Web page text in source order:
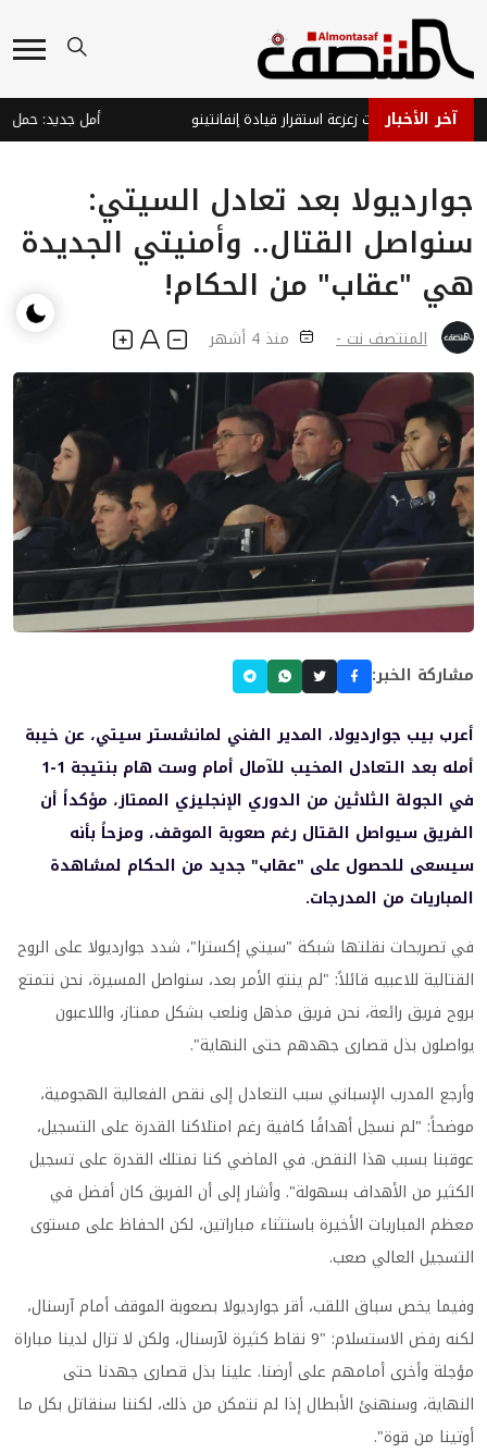
آخر الأخبار
يتصدى لمحاولات زعزعة استقرار قيادة إنفانتينو
جوارديولا بعد تعادل السيتي:
سنواصل القتال.. وأمنيتي الجديدة
هي "عقاب" من الحكام!
المنتصف نت - منذ 4 أشهر
مشاركة الخبر:
أعرب بيب جوارديولا، المدير الفني لمانشستر سيتي، عن خيبة
أمله بعد التعادل المخيب للآمال أمام وست هام بنتيجة 1-1
في الجولة الثلاثين من الدوري الإنجليزي الممتاز، مؤكداً أن
الفريق سيواصل القتال رغم صعوبة الموقف، ومزحاً بأنه
سيسعى للحصول على "عقاب" جديد من الحكام لمشاهدة
المباريات من المدرجات.
في تصريحات نقلتها شبكة "سيتي إكسترا"، شدد جوارديولا على الروح
القتالية للاعبيه قائلاً: "لم ينتهِ الأمر بعد، سنواصل المسيرة، نحن نتمتع
بروح فريق رائعة، نحن فريق مذهل ونلعب بشكل ممتاز، واللاعبون
يواصلون بذل قصارى جهدهم حتى النهاية".
وأرجع المدرب الإسباني سبب التعادل إلى نقص الفعالية الهجومية،
موضحاً: "لم نسجل أهدافًا كافية رغم امتلاكنا القدرة على التسجيل،
عوقبنا بسبب هذا النقص. في الماضي كنا نمتلك القدرة على تسجيل
الكثير من الأهداف بسهولة". وأشار إلى أن الفريق كان أفضل في
معظم المباريات الأخيرة باستثناء مباراتين، لكن الحفاظ على مستوى
التسجيل العالي صعب.
وفيما يخص سباق اللقب، أقر جوارديولا بصعوبة الموقف أمام آرسنال،
لكنه رفض الاستسلام: "9 نقاط كثيرة لآرسنال، ولكن لا تزال لدينا مباراة
مؤجلة وأخرى أمامهم على أرضنا. علينا بذل قصارى جهدنا حتى
النهاية، وسنهنئ الأبطال إذا لم نتمكن من ذلك، لكننا سنقاتل بكل ما
أوتينا من قوة".